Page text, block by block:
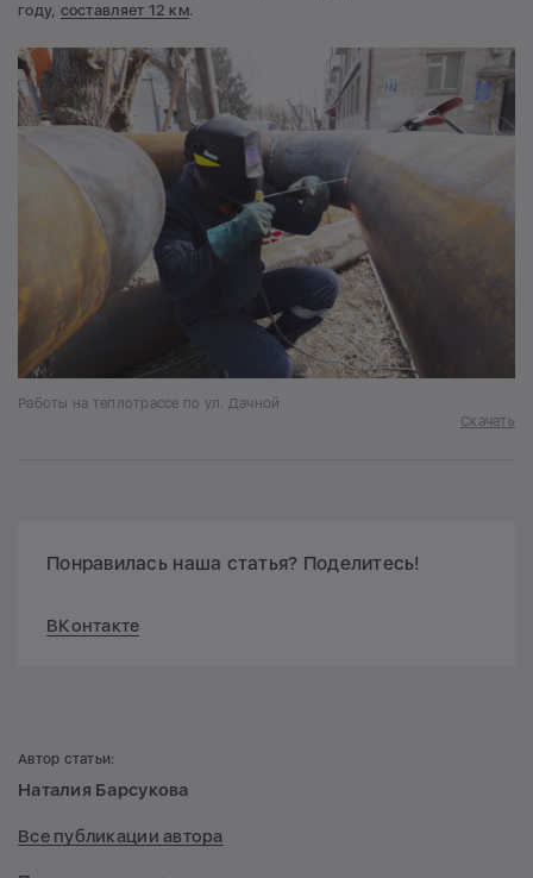
году, составляет 12 км.
Работы на теплотрассе по ул. Дачной
Скачать
Понравилась наша статья? Поделитесь!
ВКонтакте
Автор статьи:
Наталия Барсукова
Все публикации автора